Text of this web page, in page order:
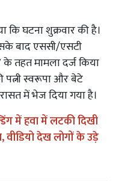
कि घटना शुक्रवार की है।
बाद एससी/एसटी
तहत मामला दर्ज किया
पत्नी स्वरूपा और बेटे
में भेज दिया गया है।
में हवा में लटकी दिखी
देख लोगों के उड़े